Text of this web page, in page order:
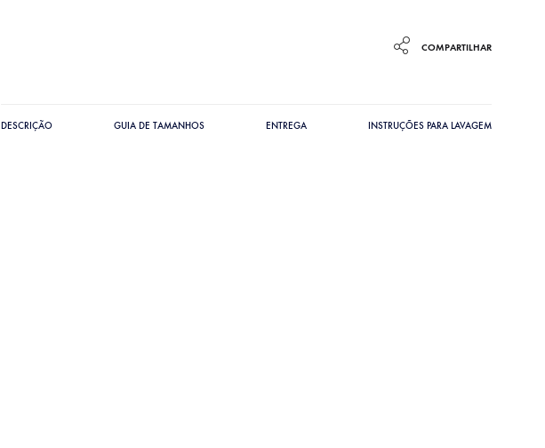
COMPARTILHAR
DESCRIÇÃO GUIA DE TAMANHOS ENTREGA INSTRUÇÕES PARA LAVAGEM